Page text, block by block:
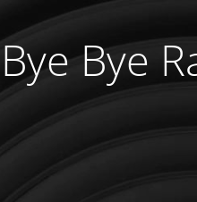
Bye Bye